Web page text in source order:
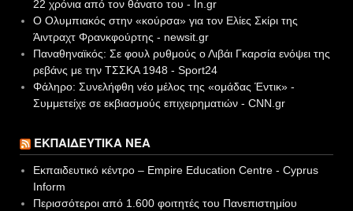
22 χρόνια από τον θάνατο του - In.gr
Ο Ολυμπιακός στην «κούρσα» για τον Ελίες Σκίρι της
Άιντραχτ Φρανκφούρτης - newsit.gr
Παναθηναϊκός: Σε φουλ ρυθμούς ο Λιβάι Γκαρσία ενόψει της
ρεβάνς με την ΤΣΣΚΑ 1948 - Sport24
Φάληρο: Συνελήφθη νέο μέλος της «ομάδας Έντικ» -
Συμμετείχε σε εκβιασμούς επιχειρηματιών - CNN.gr
ΕΚΠΑΙΔΕΥΤΙΚΆ ΝΈΑ
Εκπαιδευτικό κέντρο – Empire Education Centre - Cyprus
Inform
Περισσότεροι από 1.600 φοιτητές του Πανεπιστημίου